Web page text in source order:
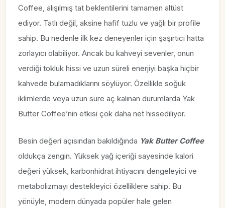
Coffee, alışılmış tat beklentilerini tamamen altüst
ediyor. Tatlı değil, aksine hafif tuzlu ve yağlı bir profile
sahip. Bu nedenle ilk kez deneyenler için şaşırtıcı hatta
zorlayıcı olabiliyor. Ancak bu kahveyi sevenler, onun
verdiği tokluk hissi ve uzun süreli enerjiyi başka hiçbir
kahvede bulamadıklarını söylüyor. Özellikle soğuk
iklimlerde veya uzun süre aç kalınan durumlarda Yak
Butter Coffee’nin etkisi çok daha net hissediliyor.
Besin değeri açısından bakıldığında Yak Butter Coffee
oldukça zengin. Yüksek yağ içeriği sayesinde kalori
değeri yüksek, karbonhidrat ihtiyacını dengeleyici ve
metabolizmayı destekleyici özelliklere sahip. Bu
yönüyle, modern dünyada popüler hale gelen